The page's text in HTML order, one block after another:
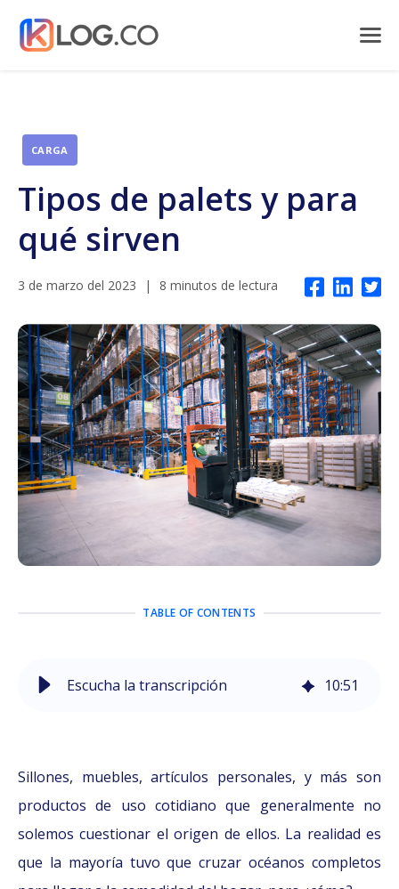
CARGA
Tipos de palets y para
qué sirven
3 de marzo del 2023 | 8 minutos de lectura
TABLE OF CONTENTS
Escucha la transcripción 10:51
Sillones, muebles, artículos personales, y más son
productos de uso cotidiano que generalmente no
solemos cuestionar el origen de ellos. La realidad es
que la mayoría tuvo que cruzar océanos completos